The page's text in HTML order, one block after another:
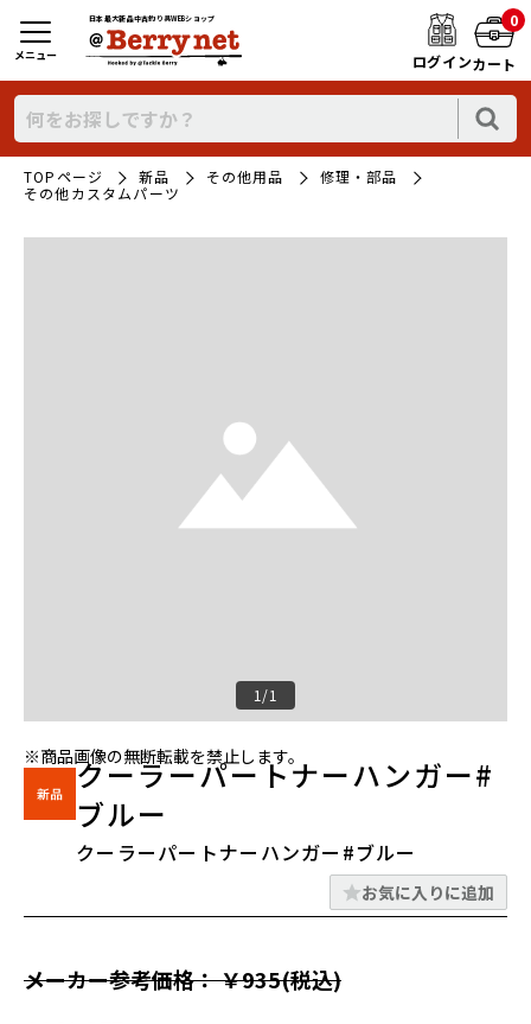
日本最大新品中古釣り具WEBショップ
ログイン
0
カート
メニュー
TOPページ 新品 その他用品
修理・部品
その他カスタムパーツ
1/1
※商品画像の無断転載を禁止します。
クーラーパートナーハンガー#
ブルー
クーラーパートナーハンガー#ブルー
お気に入りに追加
メーカー参考価格： ￥935(税込)